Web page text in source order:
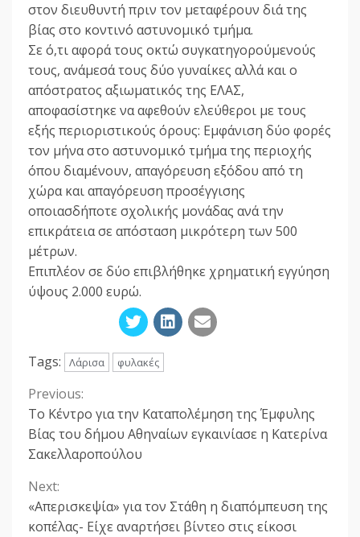
στον διευθυντή πριν τον μεταφέρουν διά της
βίας στο κοντινό αστυνομικό τμήμα.
Σε ό,τι αφορά τους οκτώ συγκατηγορούμενούς
τους, ανάμεσά τους δύο γυναίκες αλλά και ο
απόστρατος αξιωματικός της ΕΛΑΣ,
αποφασίστηκε να αφεθούν ελεύθεροι με τους
εξής περιοριστικούς όρους: Εμφάνιση δύο φορές
τον μήνα στο αστυνομικό τμήμα της περιοχής
όπου διαμένουν, απαγόρευση εξόδου από τη
χώρα και απαγόρευση προσέγγισης
οποιασδήποτε σχολικής μονάδας ανά την
επικράτεια σε απόσταση μικρότερη των 500
μέτρων.
Επιπλέον σε δύο επιβλήθηκε χρηματική εγγύηση
ύψους 2.000 ευρώ.
Tags: Λάρισα φυλακές
Continue
Reading
Previous:
Το Κέντρο για την Καταπολέμηση της Έμφυλης
Βίας του δήμου Αθηναίων εγκαινίασε η Κατερίνα
Σακελλαροπούλου
Next:
«Απερισκεψία» για τον Στάθη η διαπόμπευση της
κοπέλας- Είχε αναρτήσει βίντεο στις είκοσι